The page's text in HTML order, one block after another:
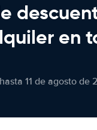
en
11 de agosto de